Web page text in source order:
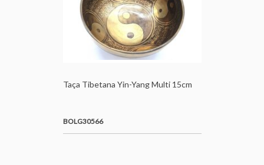
Taça Tibetana Yin-Yang Multi 15cm
BOLG30566